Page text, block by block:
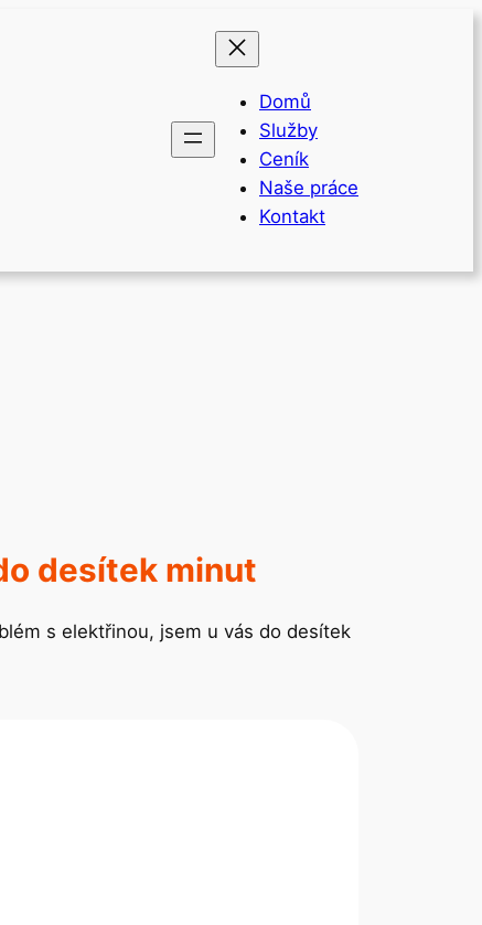
Domů
Služby
Ceník
Naše práce
Kontakt
desítek minut
s elektřinou, jsem u vás do desítek